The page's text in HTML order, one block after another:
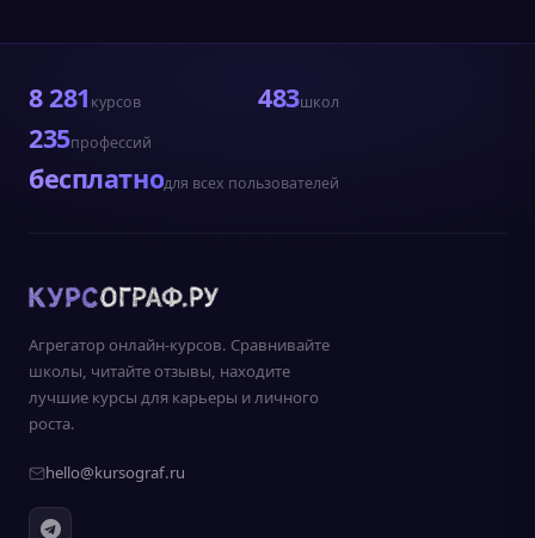
8 281 курсов 483школ
235профессий
бесплатнодля всех пользователей
Агрегатор онлайн-курсов. Сравнивайте
школы, читайте отзывы, находите
лучшие курсы для карьеры и личного
роста.
hello@kursograf.ru